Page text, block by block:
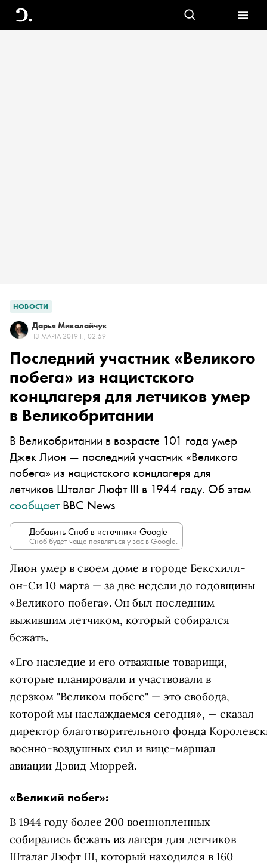
НОВОСТИ
Дарья Миколайчук
13 МАРТА 2019 Г., 02:59
Последний участник «Великого
побега» из нацистского
концлагеря для летчиков умер
в Великобритании
В Великобритании в возрасте 101 года умер
Джек Лион — последний участник «Великого
побега» из нацистского концлагеря для
летчиков Шталаг Люфт III в 1944 году. Об этом
сообщаетBBC News
Добавить Сноб в источники Google
Сноб будет чаще появляться у вас в Google.
Лион умер в своем доме в городе Бексхилл-
он-Си 10 марта — за две недели до годовщины
«Великого побега». Он был последним
выжившим летчиком, который собирался
бежать.
«Его наследие и его отважные товарищи,
которые планировали и участвовали в
дерзком "Великом побеге" — это свобода,
которой мы наслаждаемся сегодня», — сказал
директор благотворительного фонда
военно-воздушных сил и вице-маршал
авиации Дэвид Мюррей.
«Великий побег»:
В 1944 году более 200 военнопленных
собирались бежать из лагеря для летчиков
Шталаг Люфт III, который находился в 160